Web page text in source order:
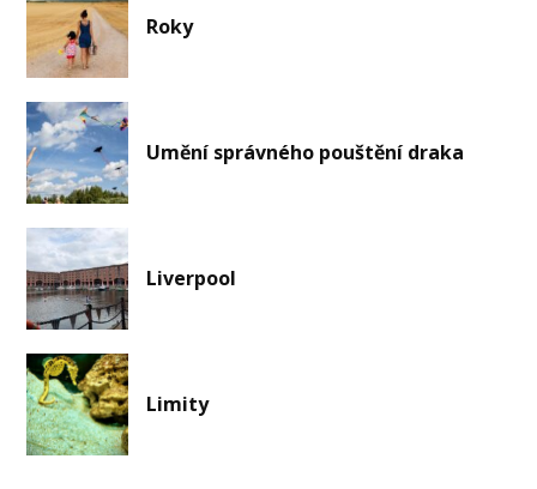
Roky
Umění správného pouštění draka
Liverpool
Limity